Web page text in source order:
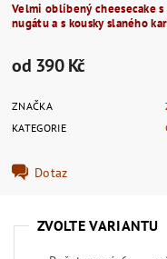
Velmi oblíbený cheesecake
nugátu a s kousky slaného
od 390 Kč
ZNAČKA
KATEGORIE
Dotaz
ZVOLTE VARIANTU